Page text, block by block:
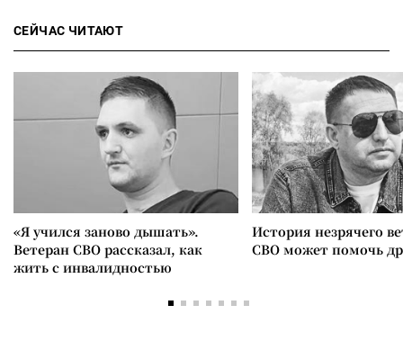
СЕЙЧАС ЧИТАЮТ
«Я учился заново дышать».
Ветеран СВО рассказал, как
жить с инвалидностью
История незрячего
СВО может помочь